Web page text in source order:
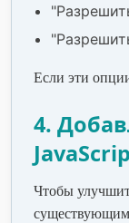
Если эти
4.
Чтобы